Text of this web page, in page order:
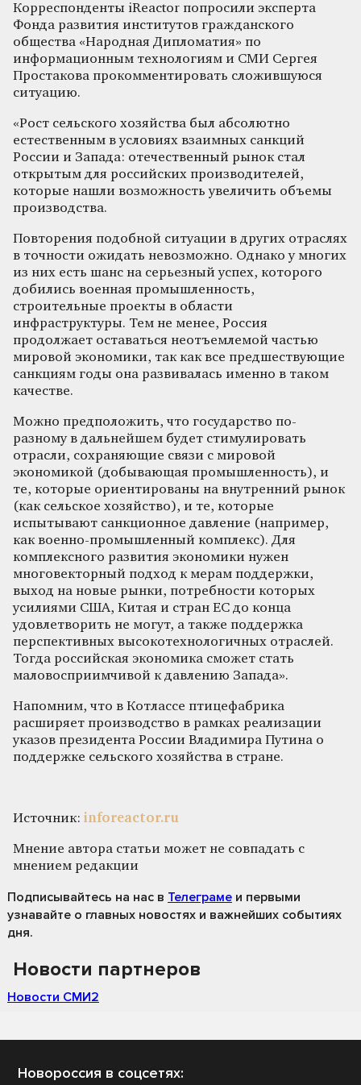
Корреспонденты iReactor попросили эксперта
Фонда развития институтов гражданского
общества «Народная Дипломатия» по
информационным технологиям и СМИ Сергея
Простакова прокомментировать сложившуюся
ситуацию.
«Рост сельского хозяйства был абсолютно
естественным в условиях взаимных санкций
России и Запада: отечественный рынок стал
открытым для российских производителей,
которые нашли возможность увеличить объемы
производства.
Повторения подобной ситуации в других отраслях
в точности ожидать невозможно. Однако у многих
из них есть шанс на серьезный успех, которого
добились военная промышленность,
строительные проекты в области
инфраструктуры. Тем не менее, Россия
продолжает оставаться неотъемлемой частью
мировой экономики, так как все предшествующие
санкциям годы она развивалась именно в таком
качестве.
Можно предположить, что государство по-
разному в дальнейшем будет стимулировать
отрасли, сохраняющие связи с мировой
экономикой (добывающая промышленность), и
те, которые ориентированы на внутренний рынок
(как сельское хозяйство), и те, которые
испытывают санкционное давление (например,
как военно-промышленный комплекс). Для
комплексного развития экономики нужен
многовекторный подход к мерам поддержки,
выход на новые рынки, потребности которых
усилиями США, Китая и стран ЕС до конца
удовлетворить не могут, а также поддержка
перспективных высокотехнологичных отраслей.
Тогда российская экономика сможет стать
маловосприимчивой к давлению Запада».
Напомним, что в Котлассе птицефабрика
расширяет производство в рамках реализации
указов президента России Владимира Путина о
поддержке сельского хозяйства в стране.
Источник: inforeactor.ru
Мнение автора статьи может не совпадать с
мнением редакции
Подписывайтесь на нас в Телеграме и первыми
узнавайте о главных новостях и важнейших событиях
дня.
Новости партнеров
Новости СМИ2
Новороссия в соцсетях: